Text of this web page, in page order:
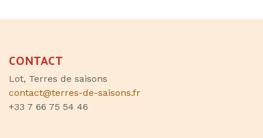
CONTACT
Lot, Terres de saisons
contact@terres-de-saisons.fr
+33 7 66 75 54 46